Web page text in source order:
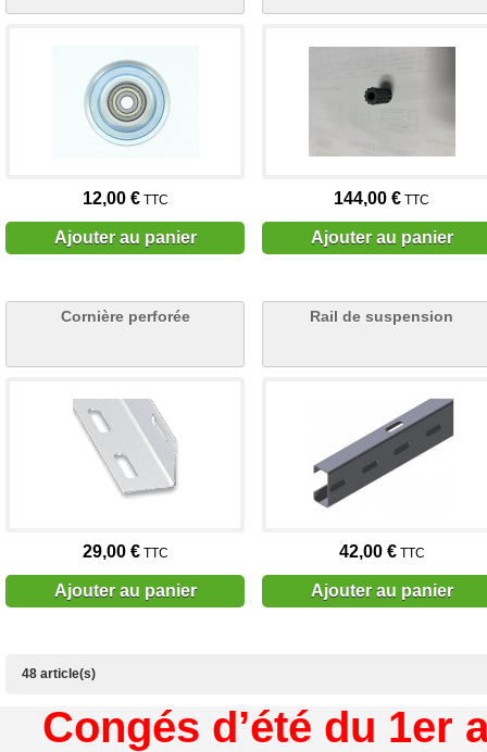
12,00 €TTC
Ajouter au panier
144,00 € TTC
Ajouter au panier
Cornière perforée
29,00 €TTC
Ajouter au panier
Rail de suspension
42,00 €TTC
Ajouter au panier
48 article(s)
Congés d’été du 1er